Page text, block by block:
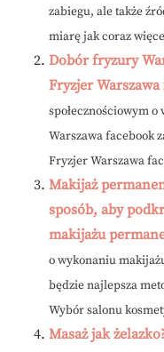
zabiegu, ale także
miarę jak coraz
Dobór fryzury
Fryzjer
społecznościowym
Warszawa facebook
Fryzjer Warszawa
Makijaż
sposób, aby
makijażu
o wykonaniu
będzie najlepsza
Wybór salonu
Masaż jak